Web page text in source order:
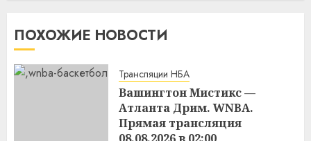
ПОХОЖИЕ НОВОСТИ
Трансляции НБА
Вашингтон Мистикс —
Атланта Дрим. WNBA.
Прямая трансляция